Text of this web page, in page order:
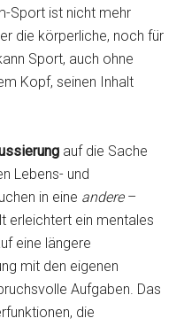
Sport ist nicht mehr
die körperliche, noch für
Sport, auch ohne
Kopf, seinen Inhalt
auf die Sache
Lebens- und
in eine andere–
erleichtert ein mentales
eine längere
mit den eigenen
Aufgaben. Das
die